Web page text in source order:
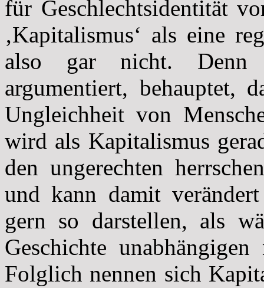
für Geschlechtsidentität
‚Kapitalismus‘ als eine
also gar nicht. Denn
argumentiert, behauptet,
Ungleichheit von
wird als Kapitalismus
den ungerechten
und kann damit
gern so darstellen, als
Geschichte
Folglich nennen sich